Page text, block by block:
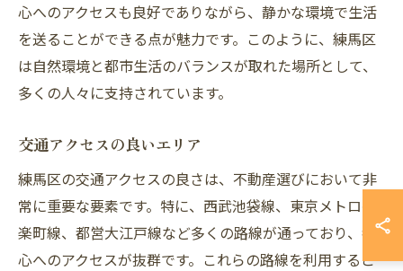
心へのアクセスも良好でありながら、静かな環境で生活
を送ることができる点が魅力です。このように、練馬区
は自然環境と都市生活のバランスが取れた場所として、
多くの人々に支持されています。
交通アクセスの良いエリア
練馬区の交通アクセスの良さは、不動産選びにおいて非
常に重要な要素です。特に、西武池袋線、東京メトロ有
楽町線、都営大江戸線など多くの路線が通っており、都
心へのアクセスが抜群です。これらの路線を利用するこ